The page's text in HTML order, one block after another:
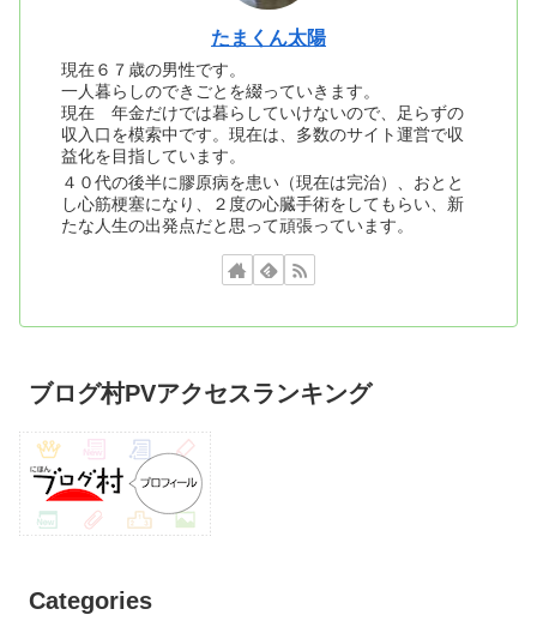
たまくん太陽
現在６７歳の男性です。
一人暮らしのできごとを綴っていきます。
現在 年金だけでは暮らしていけないので、足らずの
収入口を模索中です。現在は、多数のサイト運営で収
益化を目指しています。
４０代の後半に膠原病を患い（現在は完治）、おとと
し心筋梗塞になり、２度の心臓手術をしてもらい、新
たな人生の出発点だと思って頑張っています。
ブログ村PVアクセスランキング
Categories